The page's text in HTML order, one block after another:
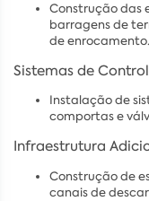
Construção das
barragens de
de enrocamento.
Sistemas de
Instalação de
comportas e
Infraestrutura
Construção de
canais de